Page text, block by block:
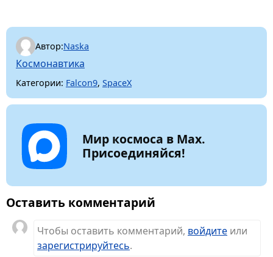
Автор:Naska
Космонавтика
Категории: Falcon9, SpaceX
Мир космоса в Max.
Присоединяйся!
Оставить комментарий
Чтобы оставить комментарий, войдите или
зарегистрируйтесь.